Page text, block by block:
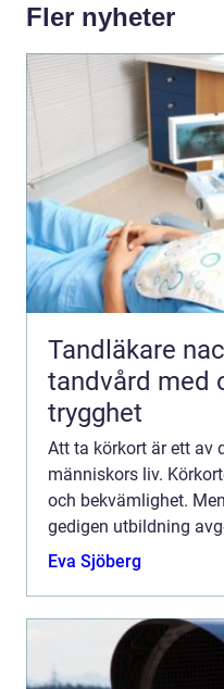
Fler nyheter
Tandläkare nacka
tandvård med
trygghet
Att ta körkort är ett av
människors liv.
och bekvämlighet.
gedigen utbildning
Eva Sjöberg